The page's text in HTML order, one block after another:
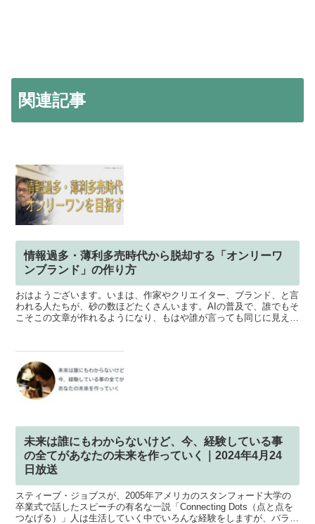
関連記事
情報過多・薄利多売時代から脱却する「オンリーワ
ンブランド」の作り方
おはようございます。いまは、作家やクリエイター、ブランド、と言
われる人たちが、砂の数ほどたくさんいます。AIの普及で、誰でもそ
こそこの文章が作れるようになり、もはや誰が言っても同じに見え
未来は誰にもわからないけど、今、経験している事
の全てがあなたの未来を作っていく｜2024年4月24
日放送
スティーブ・ジョブスが、2005年アメリカのスタンフォード大学の
卒業式で話したスピーチの有名な一説「Connecting Dots（点と点を
つなげる）」人は生活していく中でいろんな経験をしますが、バラバ